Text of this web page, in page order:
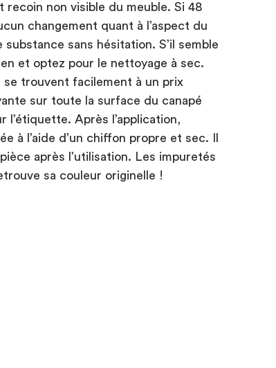
recoin non visible du meuble. Si 48
changement quant à l’aspect du
sans hésitation. S’il semble
et optez pour le nettoyage à sec.
trouvent facilement à un prix
sur toute la surface du canapé
l’étiquette. Après l’application,
à l’aide d’un chiffon propre et sec. Il
après l’utilisation. Les impuretés
sa couleur originelle !